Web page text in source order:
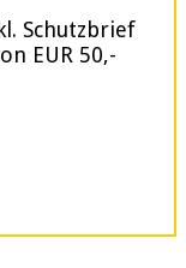
Schutzbrief
EUR 50,-